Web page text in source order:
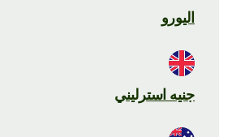
اليورو
جنيه استرليني